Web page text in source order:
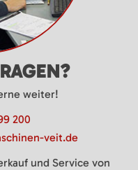
weiter!
200
veit.de
und Service von